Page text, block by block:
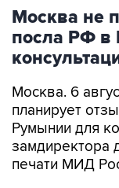
Москва не
посла РФ в
Москва. 6
планирует
Румынии для
замдиректора
печати МИД